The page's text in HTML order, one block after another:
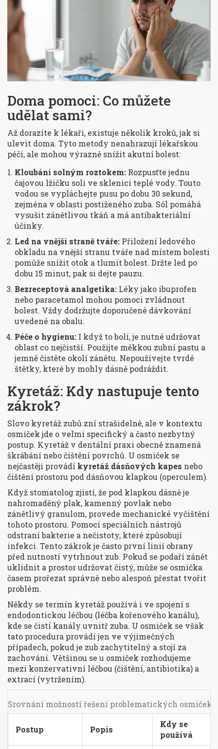
Doma pomoci: Co můžete
udělat sami?
Až dorazíte k lékaři, existuje několik kroků, jak si
ulevit doma. Tyto metody nenahrazují lékařskou
péči, ale mohou výrazně snížit akutní bolest:
Kloubání solným roztokem: Rozpusťte jednu
čajovou lžičku soli ve sklenici teplé vody. Touto
vodou se vypláchejte pusu po dobu 30 sekund,
zejména v oblasti postiženého zuba. Sól pomáhá
vysušit zánětlivou tkáň a má antibakteriální
účinky.
Led na vnější straně tváře: Přiložení ledového
obkladu na vnější stranu tváře nad místem bolesti
pomůže snížit otok a tlumit bolest. Držte led po
dobu 15 minut, pak si dejte pauzu.
Bezreceptová analgetika: Léky jako ibuprofen
nebo paracetamol mohou pomoci zvládnout
bolest. Vždy dodržujte doporučené dávkování
uvedené na obalu.
Péče o hygienu: I když to bolí, je nutné udržovat
oblast co nejčistší. Použijte měkkou zubní pastu a
jemně čistěte okolí zánětu. Nepoužívejte tvrdé
štětky, které by mohly dásně podráždit.
Kyretáž: Kdy nastupuje tento
zákrok?
Slovo kyretáž zubů zní strašidelně, ale v kontextu
osmiček jde o velmi specifický a často nezbytný
postup. Kyretáž v dentální praxi obecně znamená
škrábání nebo čištění povrchů. U osmiček se
nejčastěji provádí kyretáž dásňových kapes nebo
čištění prostoru pod dásňovou klapkou (operculem).
Když stomatolog zjistí, že pod klapkou dásně je
nahromaděný plak, kamenný povlak nebo
zánětlivý granulom, provede mechanické vyčištění
tohoto prostoru. Pomocí speciálních nástrojů
odstraní bakterie a nečistoty, které způsobují
infekci. Tento zákrok je často první linií obrany
před nutností vytrhnout zub. Pokud se podaří zánět
uklidnit a prostor udržovat čistý, může se osmička
časem prořezat správně nebo alespoň přestat tvořit
problém.
Někdy se termín kyretáž používá i ve spojení s
endodontickou léčbou (léčba kořenového kanálu),
kde se čistí kanály uvnitř zuba. U osmiček se však
tato procedura provádí jen ve výjimečných
případech, pokud je zub zachytitelný a stojí za
zachování. Většinou se u osmiček rozhodujeme
mezi konzervativní léčbou (čištění, antibiotika) a
extrací (vytržením).
Srovnání možností řešení problematických osmiček
Postup Popis
Kdy se
používá